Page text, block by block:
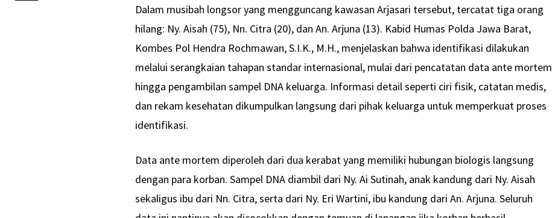
Dalam musibah longsor yang mengguncang kawasan Arjasari tersebut, tercatat tiga orang
hilang: Ny. Aisah (75), Nn. Citra (20), dan An. Arjuna (13). Kabid Humas Polda Jawa Barat,
Kombes Pol Hendra Rochmawan, S.I.K., M.H., menjelaskan bahwa identifikasi dilakukan
melalui serangkaian tahapan standar internasional, mulai dari pencatatan data ante mortem
hingga pengambilan sampel DNA keluarga. Informasi detail seperti ciri fisik, catatan medis,
dan rekam kesehatan dikumpulkan langsung dari pihak keluarga untuk memperkuat proses
identifikasi.
Data ante mortem diperoleh dari dua kerabat yang memiliki hubungan biologis langsung
dengan para korban. Sampel DNA diambil dari Ny. Ai Sutinah, anak kandung dari Ny. Aisah
sekaligus ibu dari Nn. Citra, serta dari Ny. Eri Wartini, ibu kandung dari An. Arjuna. Seluruh